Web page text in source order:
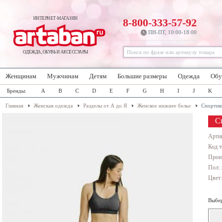
ИНТЕРНЕТ-МАГАЗИН
ОДЕЖДА, ОБУВЬ И АКСЕССУАРЫ
8-800-333-57-92
ПН-ПТ, 10:00-18:00
Женщинам Мужчинам Детям Большие размеры Одежда
Бренды: A B C D E F G H I J K
Главная Женская одежда Разделы от А до Я Женское нижнее белье
Код
Пол: